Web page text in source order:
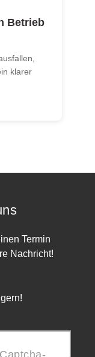
Betrieb
klarer
Termin
Nachricht!